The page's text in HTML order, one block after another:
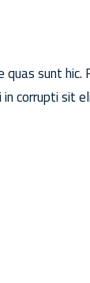
quas sunt
in corrupti sit